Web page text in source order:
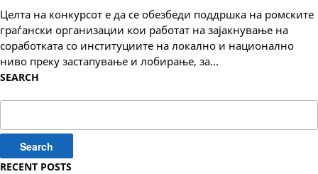
SEARCH
for:
RECENT POSTS
Целта на конкурсот е да се обезбеди поддршка на ромските
граѓански организации кои работат на зајакнување на
соработката со институциите на локално и национално
ниво преку застапување и лобирање, за…